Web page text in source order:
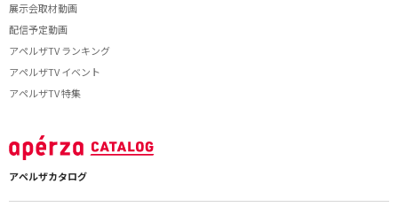
展示会取材動画
配信予定動画
アペルザTV ランキング
アペルザTV イベント
アペルザTV 特集
アペルザカタログ